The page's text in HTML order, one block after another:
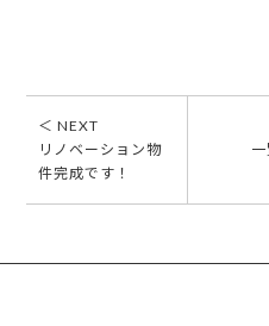
＜ NEXT
リノベーション物
件完成です！